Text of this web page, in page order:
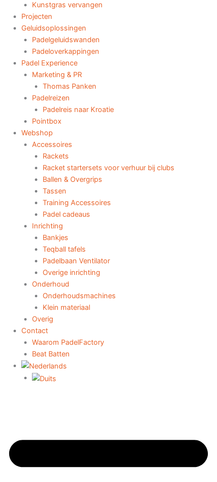
Kunstgras vervangen
Projecten
Geluidsoplossingen
Padelgeluidswanden
Padeloverkappingen
Padel Experience
Marketing & PR
Thomas Panken
Padelreizen
Padelreis naar Kroatie
Pointbox
Webshop
Accessoires
Rackets
Racket startersets voor verhuur bij clubs
Ballen & Overgrips
Tassen
Training Accessoires
Padel cadeaus
Inrichting
Bankjes
Teqball tafels
Padelbaan Ventilator
Overige inrichting
Onderhoud
Onderhoudsmachines
Klein materiaal
Overig
Contact
Waarom PadelFactory
Beat Batten